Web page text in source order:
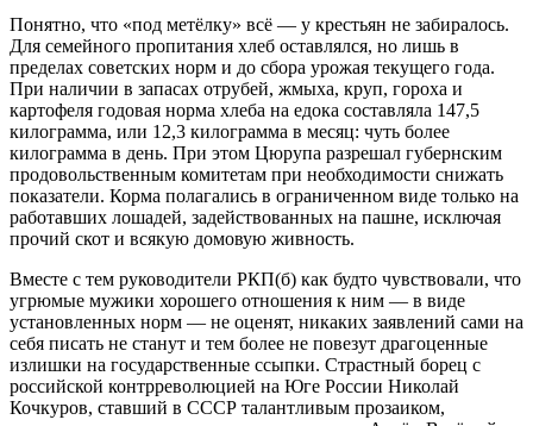
Понятно, что «под метёлку» всё — у крестьян не забиралось.
Для семейного пропитания хлеб оставлялся, но лишь в
пределах советских норм и до сбора урожая текущего года.
При наличии в запасах отрубей, жмыха, круп, гороха и
картофеля годовая норма хлеба на едока составляла 147,5
килограмма, или 12,3 килограмма в месяц: чуть более
килограмма в день. При этом Цюрупа разрешал губернским
продовольственным комитетам при необходимости снижать
показатели. Корма полагались в ограниченном виде только на
работавших лошадей, задействованных на пашне, исключая
прочий скот и всякую домовую живность.
Вместе с тем руководители РКП(б) как будто чувствовали, что
угрюмые мужики хорошего отношения к ним — в виде
установленных норм — не оценят, никаких заявлений сами на
себя писать не станут и тем более не повезут драгоценные
излишки на государственные ссыпки. Страстный борец с
российской контрреволюцией на Юге России Николай
Кочкуров, ставший в СССР талантливым прозаиком,